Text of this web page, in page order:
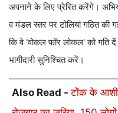
अपनाने के लिए प्रेरित करेंगे।
व मंडल स्तर पर टोलियां गठित की
कि वे 'वोकल फॉर लोकल' को गति दें
भागीदारी सुनिश्चित करें।
Also Read -टोंक के